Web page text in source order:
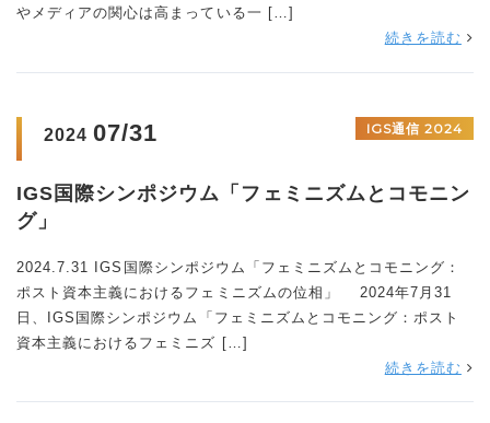
やメディアの関心は高まっている一 […]
続きを読む
202407/31 IGS通信 2024
IGS国際シンポジウム「フェミニズムとコモニン
グ」
2024.7.31 IGS国際シンポジウム「フェミニズムとコモニング：
ポスト資本主義におけるフェミニズムの位相」 2024年7月31
日、IGS国際シンポジウム「フェミニズムとコモニング：ポスト
資本主義におけるフェミニズ […]
続きを読む